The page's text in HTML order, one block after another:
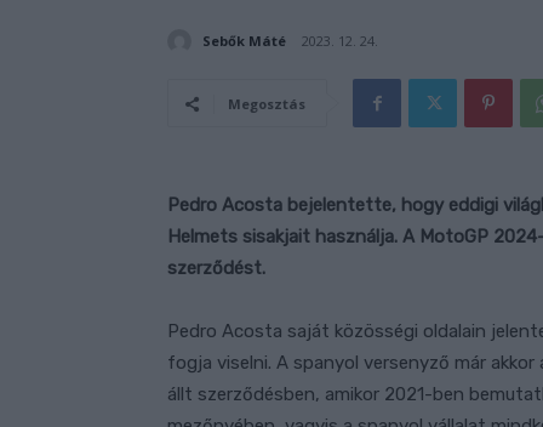
Sebők Máté 2023. 12. 24.
Megosztás
Pedro Acosta bejelentette, hogy eddigi
Helmets sisakjait használja. A MotoGP
szerződést.
Pedro Acosta saját közösségi oldalain
fogja viselni. A spanyol versenyző már
állt szerződésben, amikor 2021-ben